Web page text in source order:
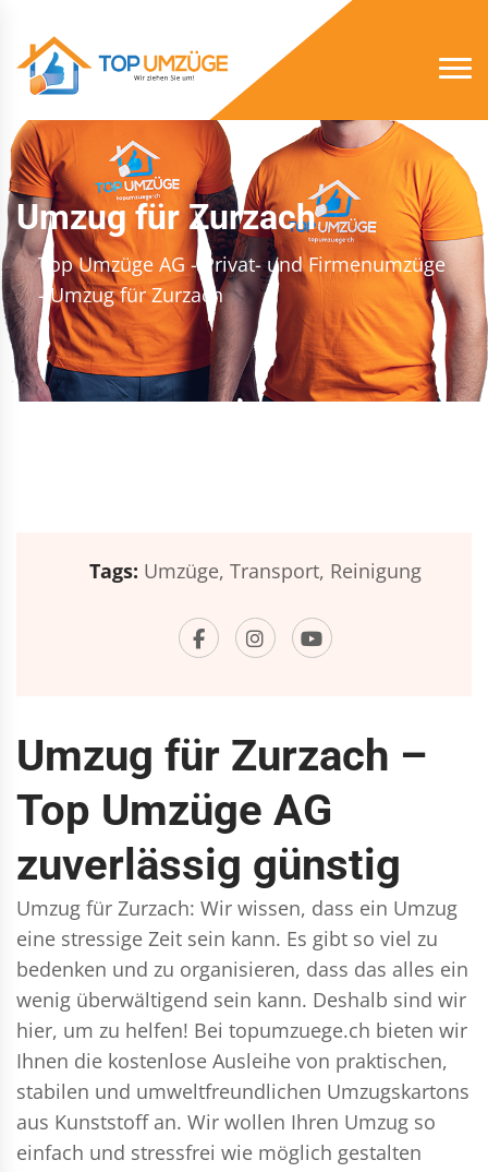
Umzug für Zurzach
Top Umzüge AG - Privat- und Firmenumzüge
- Umzug für Zurzach
Tags: Umzüge, Transport, Reinigung
Umzug für Zurzach –
Top Umzüge AG
zuverlässig günstig
Umzug für Zurzach: Wir wissen, dass ein Umzug
eine stressige Zeit sein kann. Es gibt so viel zu
bedenken und zu organisieren, dass das alles ein
wenig überwältigend sein kann. Deshalb sind wir
hier, um zu helfen! Bei topumzuege.ch bieten wir
Ihnen die kostenlose Ausleihe von praktischen,
stabilen und umweltfreundlichen Umzugskartons
aus Kunststoff an. Wir wollen Ihren Umzug so
einfach und stressfrei wie möglich gestalten